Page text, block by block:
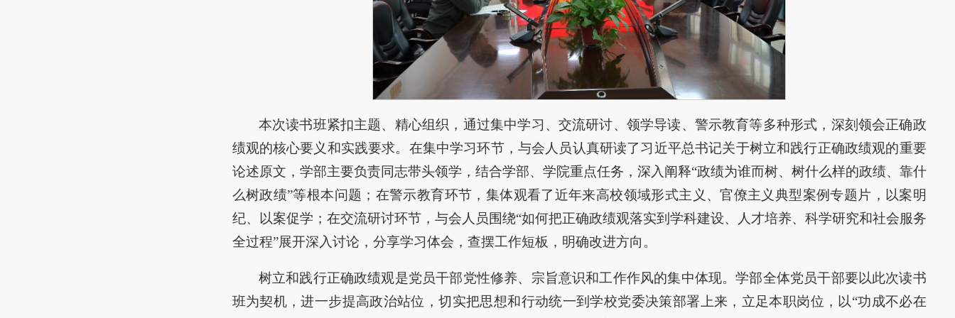
本次读书班紧扣主题、精心组织，通过集中学习、交流研讨、领学导读、警示教育等多种形式，深刻领会正确政
绩观的核心要义和实践要求。在集中学习环节，与会人员认真研读了习近平总书记关于树立和践行正确政绩观的重要
论述原文，学部主要负责同志带头领学，结合学部、学院重点任务，深入阐释“政绩为谁而树、树什么样的政绩、靠什
么树政绩”等根本问题；在警示教育环节，集体观看了近年来高校领域形式主义、官僚主义典型案例专题片，以案明
纪、以案促学；在交流研讨环节，与会人员围绕“如何把正确政绩观落实到学科建设、人才培养、科学研究和社会服务
全过程”展开深入讨论，分享学习体会，查摆工作短板，明确改进方向。
树立和践行正确政绩观是党员干部党性修养、宗旨意识和工作作风的集中体现。学部全体党员干部要以此次读书
班为契机，进一步提高政治站位，切实把思想和行动统一到学校党委决策部署上来，立足本职岗位，以“功成不必在